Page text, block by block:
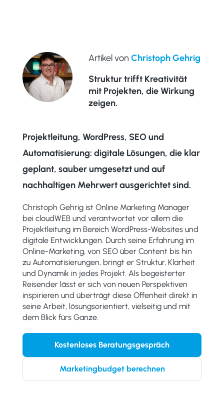
Artikel von Christoph Gehrig
Struktur trifft Kreativität
mit Projekten, die Wirkung
zeigen.
Projektleitung, WordPress, SEO und
Automatisierung: digitale Lösungen, die klar
geplant, sauber umgesetzt und auf
nachhaltigen Mehrwert ausgerichtet sind.
Christoph Gehrig ist Online Marketing Manager
bei cloudWEB und verantwortet vor allem die
Projektleitung im Bereich WordPress-Websites und
digitale Entwicklungen. Durch seine Erfahrung im
Online-Marketing, von SEO über Content bis hin
zu Automatisierungen, bringt er Struktur, Klarheit
und Dynamik in jedes Projekt. Als begeisterter
Reisender lässt er sich von neuen Perspektiven
inspirieren und überträgt diese Offenheit direkt in
seine Arbeit, lösungsorientiert, vielseitig und mit
dem Blick fürs Ganze.
Kostenloses Beratungsgespräch
Marketingbudget berechnen